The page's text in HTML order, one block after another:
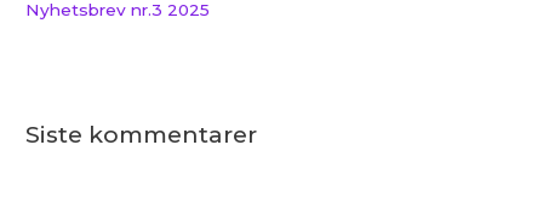
Nyhetsbrev nr.3 2025
Siste kommentarer